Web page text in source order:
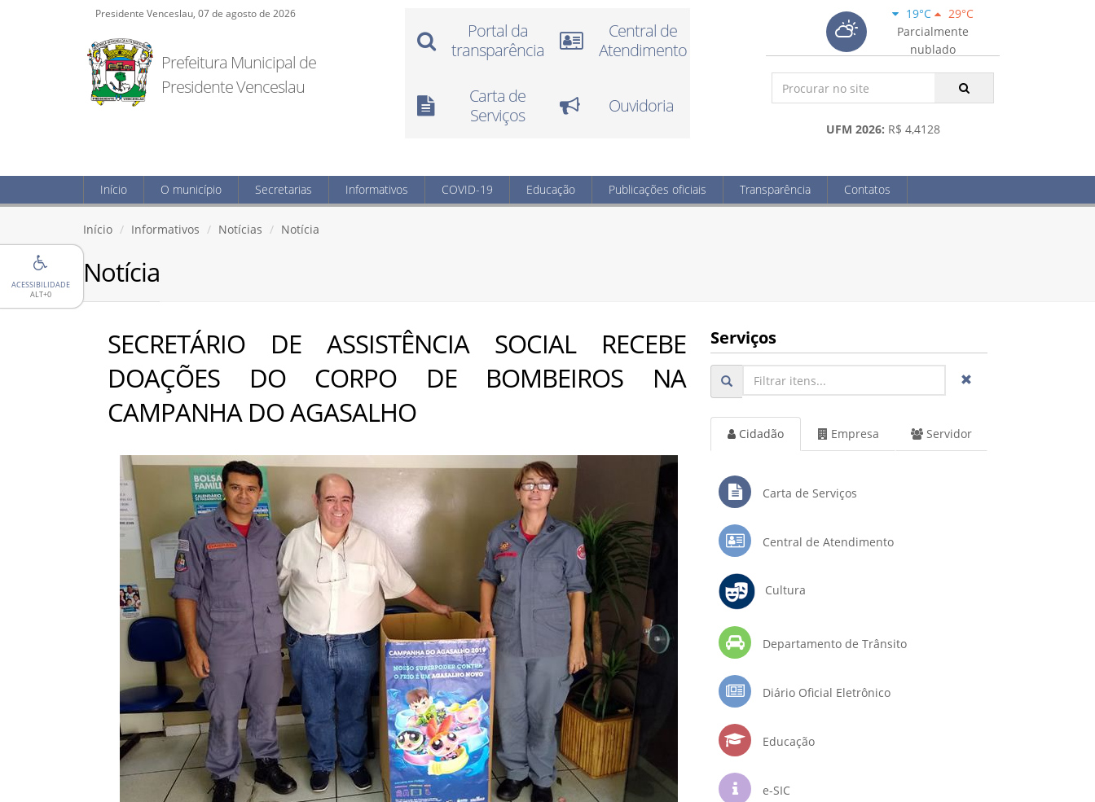
ACESSIBILIDADE
ALT+0
Presidente Venceslau, 07 de agosto de 2026
Prefeitura Municipal de
Presidente Venceslau
Portal da
transparência
Central de
Atendimento
Carta de
Serviços
Ouvidoria
19°C
29°C
Parcialmente
nublado
UFM 2026: R$ 4,4128
Início O município Secretarias Informativos COVID-19 Educação Publicações oficiais Transparência Contatos
Início Informativos Notícias Notícia
Notícia
SECRETÁRIO DE ASSISTÊNCIA SOCIAL RECEBE
DOAÇÕES DO CORPO DE BOMBEIROS NA
CAMPANHA DO AGASALHO
Serviços
Cidadão Empresa Servidor
Carta de Serviços
Central de Atendimento
Cultura
Departamento de Trânsito
Diário Oficial Eletrônico
Educação
e-SIC